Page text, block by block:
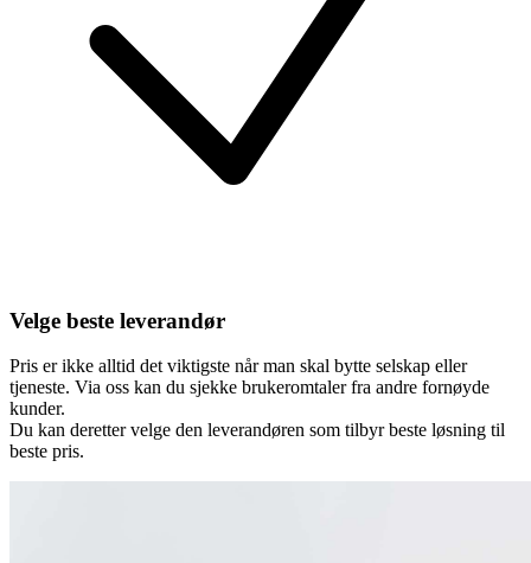
Velge beste leverandør
Pris er ikke alltid det viktigste når man skal bytte selskap eller
tjeneste. Via oss kan du sjekke brukeromtaler fra andre fornøyde
kunder.
Du kan deretter velge den leverandøren som tilbyr beste løsning til
beste pris.